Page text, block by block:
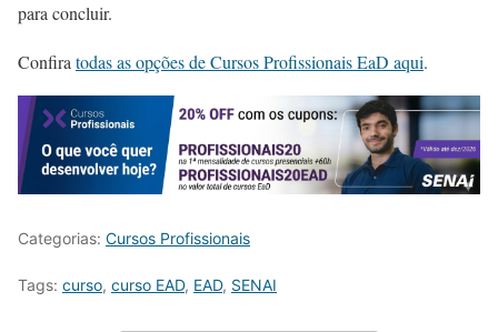
para concluir.
Confira todas as opções de Cursos Profissionais EaD aqui.
Categorias: Cursos Profissionais
Tags: curso, curso EAD, EAD, SENAI